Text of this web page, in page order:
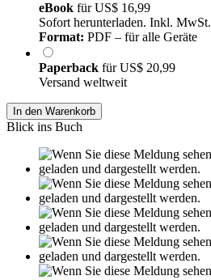
eBook fürUS$ 16,99
Sofort herunterladen. Inkl. MwSt.
Format: PDF – für alle Geräte
Paperback fürUS$ 20,99
Versand weltweit
In den Warenkorb
Blick ins Buch
Leseprobe aus 17 Seiten